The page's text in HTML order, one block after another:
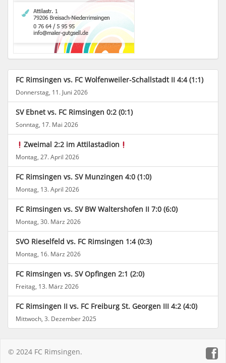
FC Rimsingen vs. FC Wolfenweiler-Schallstadt II 4:4 (1:1)
Donnerstag, 11. Juni 2026
SV Ebnet vs. FC Rimsingen 0:2 (0:1)
Sonntag, 17. Mai 2026
Zweimal 2:2 im Attilastadion
Montag, 27. April 2026
FC Rimsingen vs. SV Munzingen 4:0 (1:0)
Montag, 13. April 2026
FC Rimsingen vs. SV BW Waltershofen II 7:0 (6:0)
Montag, 30. März 2026
SVO Rieselfeld vs. FC Rimsingen 1:4 (0:3)
Montag, 16. März 2026
FC Rimsingen vs. SV Opfingen 2:1 (2:0)
Freitag, 13. März 2026
FC Rimsingen II vs. FC Freiburg St. Georgen III 4:2 (4:0)
Mittwoch, 3. Dezember 2025
© 2024 FC Rimsingen.